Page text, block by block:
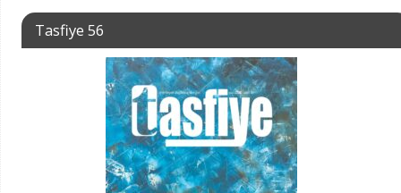
Tasfiye 56